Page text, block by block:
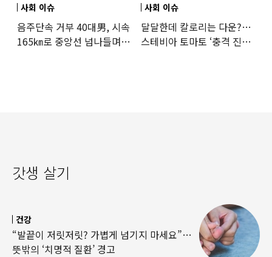
사회 이슈
음주단속 거부 40대男, 시속
165㎞로 중앙선 넘나들며
사회 이슈
달달한데 칼로리는 다운?…
스테비아 토마토 ‘충격 진실’
갓생 살기
건강
“발끝이 저릿저릿? 가볍게 넘기지 마세요”…
뜻밖의 ‘치명적 질환’ 경고